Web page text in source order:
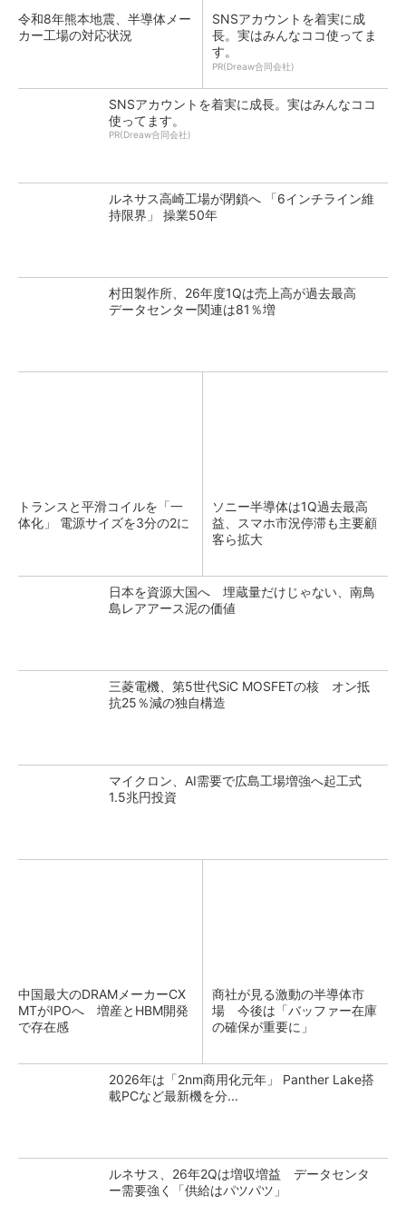
令和8年熊本地震、半導体メー
カー工場の対応状況
SNSアカウントを着実に成
長。実はみんなココ使ってま
す。
PR(Dreaw合同会社)
SNSアカウントを着実に成長。実はみんなココ
使ってます。
PR(Dreaw合同会社)
ルネサス高崎工場が閉鎖へ 「6インチライン維
持限界」 操業50年
村田製作所、26年度1Qは売上高が過去最高
データセンター関連は81％増
トランスと平滑コイルを「一
体化」 電源サイズを3分の2に
ソニー半導体は1Q過去最高
益、スマホ市況停滞も主要顧
客ら拡大
日本を資源大国へ 埋蔵量だけじゃない、南鳥
島レアアース泥の価値
三菱電機、第5世代SiC MOSFETの核 オン抵
抗25％減の独自構造
マイクロン、AI需要で広島工場増強へ起工式
1.5兆円投資
中国最大のDRAMメーカーCX
MTがIPOへ 増産とHBM開発
で存在感
商社が見る激動の半導体市
場 今後は「バッファー在庫
の確保が重要に」
2026年は「2nm商用化元年」 Panther Lake搭
載PCなど最新機を分...
ルネサス、26年2Qは増収増益 データセンタ
ー需要強く「供給はパツパツ」